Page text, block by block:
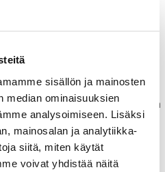
sisällön ja mainosten
median ominaisuuksien
analysoimiseen. Lisäksi
mainosalan ja analytiikka-
siitä, miten käytät
voivat yhdistää näitä
korvaajaksi.
ja
liittyy paljon
ja kehittämistarvetta.